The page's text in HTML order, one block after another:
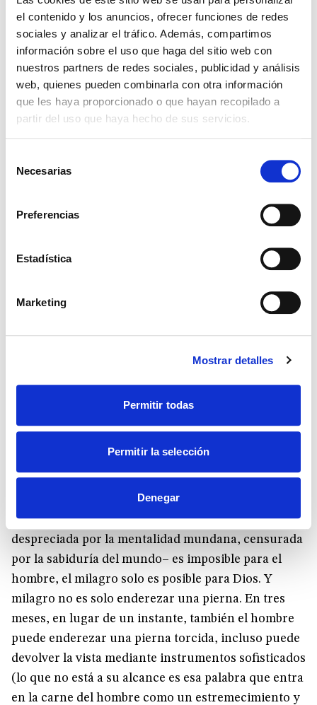
el contenido y los anuncios, ofrecer funciones de redes
sociales y analizar el tráfico. Además, compartimos
información sobre el uso que haga del sitio web con
nuestros partners de redes sociales, publicidad y análisis
web, quienes pueden combinarla con otra información
que les haya proporcionado o que hayan recopilado a
partir del uso que haya hecho de sus servicios.
Necesarias
Preferencias
Estadística
Marketing
Mostrar detalles
Permitir todas
Permitir la selección
Denegar
ejemplos que abundan en nuestra compañía, si
estamos atentos, nos hablan. No serán los más
clamorosos, pero ¡qué significativos resultan
ciertos hechos clamorosos, irresistibles! No, no son
irresistibles, podemos censurarlos y borrarlos en
un instante, nada más oírlos.
obras». Cristo, que permanece entre nosotros,
incorporados al misterio de su persona, el misterio
de su persona habita en nosotros. Creamos al
menos por las obras, por lo que nace entre nosotros
y no se halla en ninguna otra parte, pues es
escuchar: «El que cree en mí, también él hará las
obras que yo hago, y aun mayores, porque yo me
cumpliendo el tiempo de la espera de su
manifestación, la tensión hacia su manifestación
Por eso nosotros, que hemos sido aferrados por la fe
en él, realizamos sus mismas obras. Porque el
milagro –esta es la gran palabra, quizás por ello
despreciada por la mentalidad mundana, censurada
por la sabiduría del mundo– es imposible para el
hombre, el milagro solo es posible para Dios. Y
milagro no es solo enderezar una pierna. En tres
meses, en lugar de un instante, también el hombre
puede enderezar una pierna torcida, incluso puede
devolver la vista mediante instrumentos sofisticados
(lo que no está a su alcance es esa palabra que entra
en la carne del hombre como un estremecimiento y